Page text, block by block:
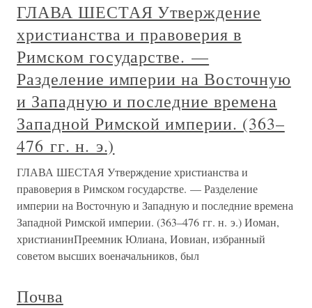
ГЛАВА ШЕСТАЯ Утверждение
христианства и правоверия в
Римском государстве. —
Разделение империи на Восточную
и Западную и последние времена
Западной Римской империи. (363–
476 гг. н. э.)
ГЛАВА ШЕСТАЯ Утверждение христианства и
правоверия в Римском государстве. — Разделение
империи на Восточную и Западную и последние времена
Западной Римской империи. (363–476 гг. н. э.) Иоман,
христианинПреемник Юлиана, Иовиан, избранный
советом высших военачальников, был
Почва